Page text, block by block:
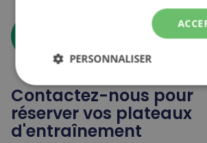
Contactez-nous pour
réserver vos plateaux
d'entraînement
PERSONNALISER